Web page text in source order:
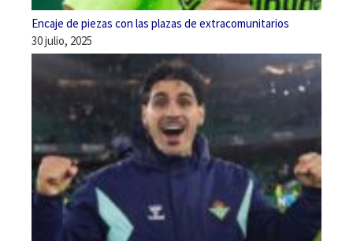
Encaje de piezas con las plazas de extracomunitarios
30 julio, 2025